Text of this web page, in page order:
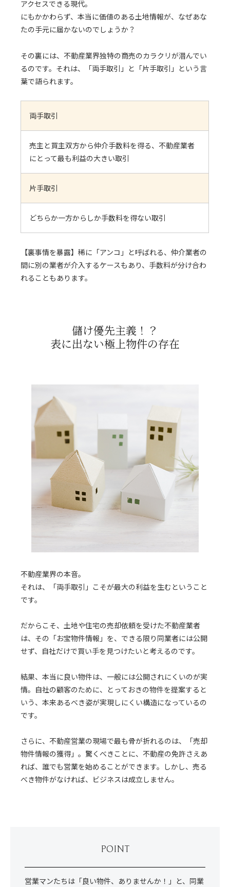
アクセスできる現代。
にもかかわらず、本当に価値のある土地情報が、なぜあな
たの手元に届かないのでしょうか？
その裏には、不動産業界独特の商売のカラクリが潜んでい
るのです。それは、「両手取引」と「片手取引」という言
葉で語られます。
両手取引
売主と買主双方から仲介手数料を得る、不動産業者
にとって最も利益の大きい取引
片手取引
どちらか一方からしか手数料を得ない取引
【裏事情を暴露】稀に「アンコ」と呼ばれる、仲介業者の
間に別の業者が介入するケースもあり、手数料が分け合わ
れることもあります。
儲け優先主義！？
表に出ない極上物件の存在
不動産業界の本音。
それは、「両手取引」こそが最大の利益を生むということ
です。
だからこそ、土地や住宅の売却依頼を受けた不動産業者
は、その「お宝物件情報」を、できる限り同業者には公開
せず、自社だけで買い手を見つけたいと考えるのです。
結果、本当に良い物件は、一般には公開されにくいのが実
情。自社の顧客のために、とっておきの物件を提案すると
いう、本来あるべき姿が実現しにくい構造になっているの
です。
さらに、不動産営業の現場で最も骨が折れるのは、「売却
物件情報の獲得」。驚くべきことに、不動産の免許さえあ
れば、誰でも営業を始めることができます。しかし、売る
べき物件がなければ、ビジネスは成立しません。
POINT
営業マンたちは「良い物件、ありませんか！」と、同業